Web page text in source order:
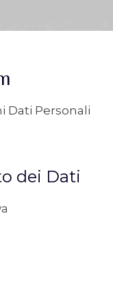
Dati Personali
dei Dati